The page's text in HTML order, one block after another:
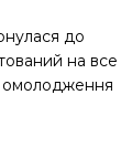
до
на все
омолодження